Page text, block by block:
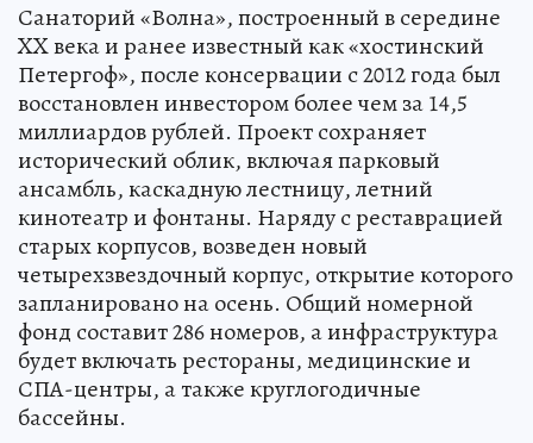
Санаторий «Волна», построенный в середине
XX века и ранее известный как «хостинский
Петергоф», после консервации с 2012 года был
восстановлен инвестором более чем за 14,5
миллиардов рублей. Проект сохраняет
исторический облик, включая парковый
ансамбль, каскадную лестницу, летний
кинотеатр и фонтаны. Наряду с реставрацией
старых корпусов, возведен новый
четырехзвездочный корпус, открытие которого
запланировано на осень. Общий номерной
фонд составит 286 номеров, а инфраструктура
будет включать рестораны, медицинские и
СПА-центры, а также круглогодичные
бассейны.